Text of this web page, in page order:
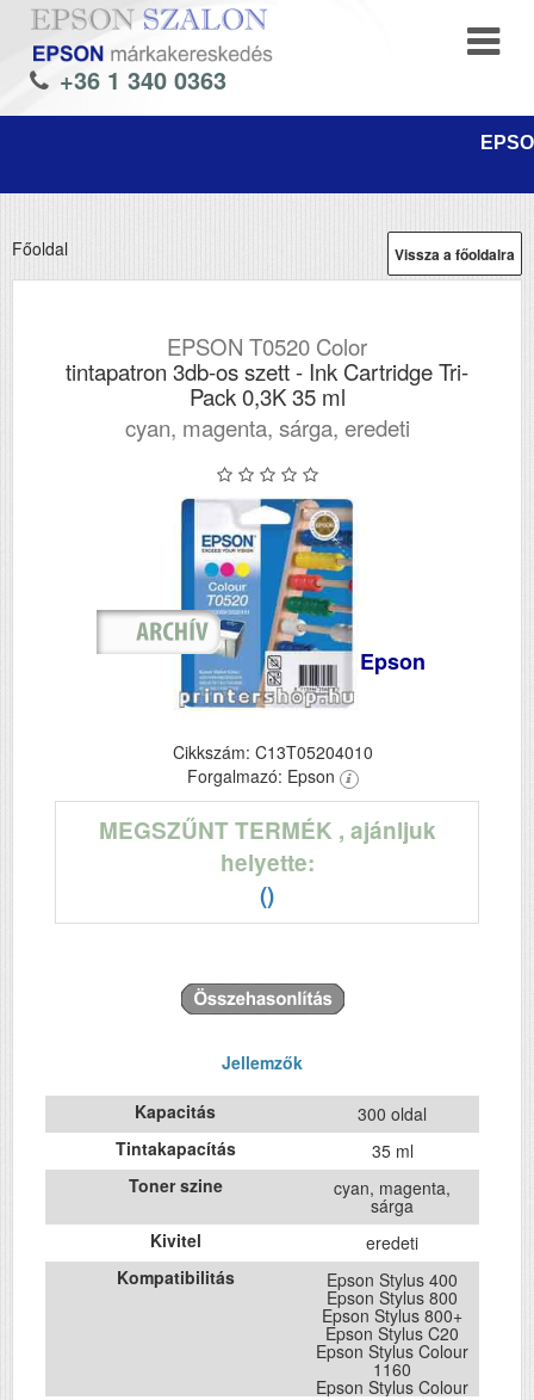
+36 1 340 0363
Vissza a főoldalra
Főoldal
EPSON T0520 Color
tintapatron 3db-os szett - Ink Cartridge Tri-
Pack 0,3K 35 ml
cyan, magenta, sárga, eredeti
Epson
Cikkszám: C13T05204010
Forgalmazó: Epson
MEGSZŰNT TERMÉK , ajánljuk
helyette:
()
Jellemzők
Kapacitás
300 oldal
Tintakapacítás
35 ml
Toner szine
cyan, magenta,
sárga
Kivitel
eredeti
Kompatibilitás
Epson Stylus 400
Epson Stylus 800
Epson Stylus 800+
Epson Stylus C20
Epson Stylus Colour
1160
Epson Stylus Colour